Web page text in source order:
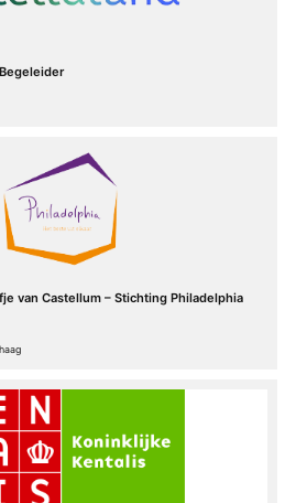
van Castellum – Stichting Philadelphia